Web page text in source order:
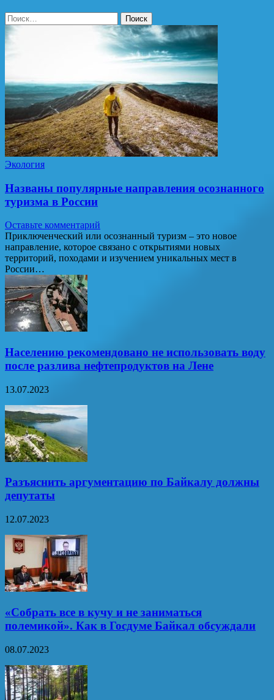
Найти:
Экология
Названы популярные направления осознанного
туризма в России
Оставьте комментарий
Приключенческий или осознанный туризм – это новое
направление, которое связано с открытиями новых
территорий, походами и изучением уникальных мест в
России…
Населению рекомендовано не использовать воду
после разлива нефтепродуктов на Лене
13.07.2023
Разъяснить аргументацию по Байкалу должны
депутаты
12.07.2023
«Собрать все в кучу и не заниматься
полемикой». Как в Госдуме Байкал обсуждали
08.07.2023